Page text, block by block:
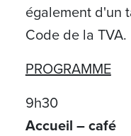
également d'un
Code de la TVA.
PROGRAMME
9h30
Accueil – café